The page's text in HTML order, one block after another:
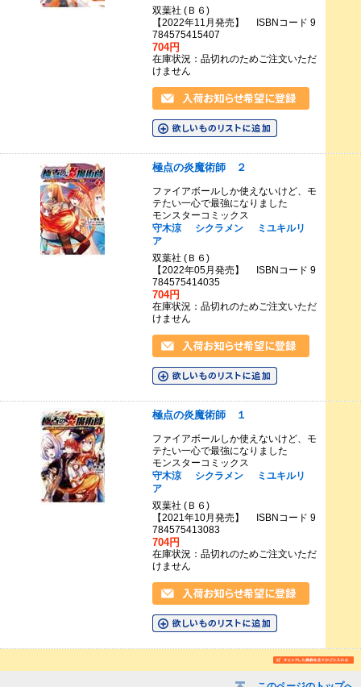
双葉社 (Ｂ６)
【2022年11月発売】 ISBNコード 9
784575415407
704円
在庫状況：品切れのためご注文いただ
けません
極点の炎魔術師 ２
ファイアボールしか使えないけど、モ
テたい一心で最強になりました
モンスターコミックス
守木涼
シクラメン
ミユキルリ
ア
双葉社 (Ｂ６)
【2022年05月発売】 ISBNコード 9
784575414035
704円
在庫状況：品切れのためご注文いただ
けません
極点の炎魔術師 １
ファイアボールしか使えないけど、モ
テたい一心で最強になりました
モンスターコミックス
守木涼
シクラメン
ミユキルリ
ア
双葉社 (Ｂ６)
【2021年10月発売】 ISBNコード 9
784575413083
704円
在庫状況：品切れのためご注文いただ
けません